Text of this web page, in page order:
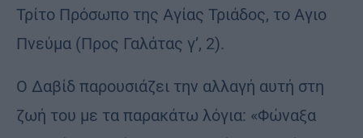
Τρίτο Πρόσωπο της Αγίας Τριάδος, το Αγιο
Πνεύμα (Προς Γαλάτας γ’, 2).
Ο Δαβίδ παρουσιάζει την αλλαγή αυτή στη
ζωή του με τα παρακάτω λόγια: «Φώναξα